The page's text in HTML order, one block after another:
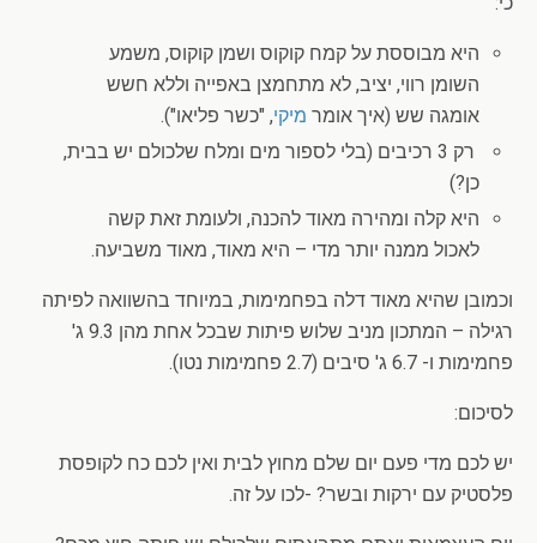
היא מבוססת על קמח קוקוס ושמן קוקוס, משמע
השומן רווי, יציב, לא מתחמצן באפייה וללא חשש
אומגה שש (איך אומר מיקי, "כשר פליאו").
רק 3 רכיבים (בלי לספור מים ומלח שלכולם יש בבית,
כן?)
היא קלה ומהירה מאוד להכנה, ולעומת זאת קשה
לאכול ממנה יותר מדי – היא מאוד, מאוד משביעה.
וכמובן שהיא מאוד דלה בפחמימות, במיוחד בהשוואה לפיתה
רגילה – המתכון מניב שלוש פיתות שבכל אחת מהן 9.3 ג'
פחמימות ו- 6.7 ג' סיבים (2.7 פחמימות נטו).
לסיכום:
יש לכם מדי פעם יום שלם מחוץ לבית ואין לכם כח לקופסת
פלסטיק עם ירקות ובשר? -לכו על זה.